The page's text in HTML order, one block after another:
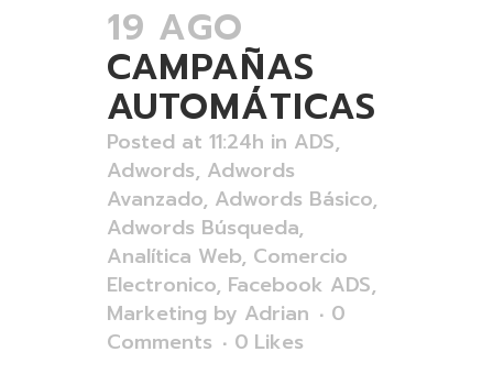
19 AGO
CAMPAÑAS
AUTOMÁTICAS
Posted at 11:24h in ADS,
Adwords, Adwords
Avanzado, Adwords Básico,
Adwords Búsqueda,
Analítica Web, Comercio
Electronico, Facebook ADS,
Marketing by Adrian
0
Comments
0 Likes